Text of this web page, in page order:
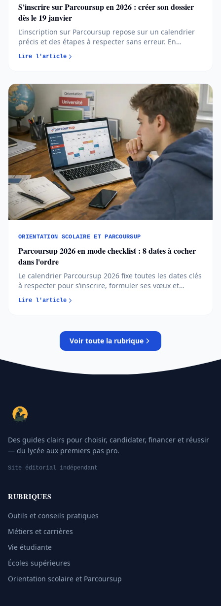
S'inscrire sur Parcoursup en 2026 : créer son dossier
dès le 19 janvier
L’inscription sur Parcoursup repose sur un calendrier
précis et des étapes à respecter sans erreur. En
vous avancez plus sereinement et évitez les oublis
Lire l'article
ORIENTATION SCOLAIRE ET PARCOURSUP
Parcoursup 2026 en mode checklist : 8 dates à cocher
dans l'ordre
Le calendrier Parcoursup 2026 fixe toutes les dates clés
à respecter pour s’inscrire, formuler ses vœux et
permet d’éviter les erreurs et de sécuriser son
Lire l'article
Voir toute la rubrique
Des guides clairs pour choisir, candidater, financer et réussir
— du lycée aux premiers pas pro.
Site éditorial indépendant
RUBRIQUES
Outils et conseils pratiques
Métiers et carrières
Vie étudiante
Écoles supérieures
Orientation scolaire et Parcoursup